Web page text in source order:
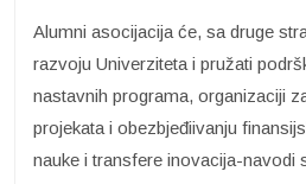
Alumni asocijacija će, sa druge
razvoju Univerziteta i pružati
nastavnih programa, organizaciji
projekata i obezbjeđiivanju
nauke i transfere inovacija-navodi